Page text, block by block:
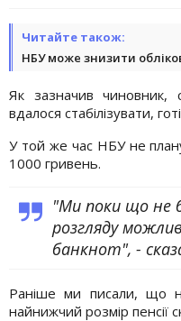
Читайте також:
НБУ може знизити
Як зазначив чиновник,
вдалося стабілізувати,
У той же час НБУ не
1000 гривень.
"Ми поки що не
розгляду
банкнот", -
Раніше ми писали, що
найнижчий розмір пенсії